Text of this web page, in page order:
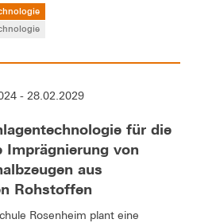
- 28.02.2029
für die
von
aus
Rohstoffen
Rosenheim plant eine